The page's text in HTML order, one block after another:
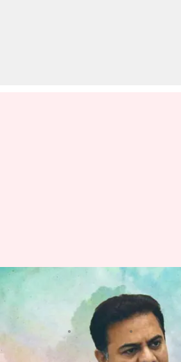
KTR: 'గురి
ఓటమిపై కేటీఆర్
Dec 03, 2023 03:56 pm